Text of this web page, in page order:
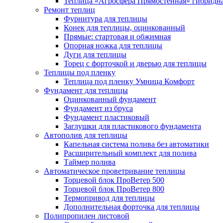
Ремонт теплиц
Фурнитура для теплицы
Конек для теплицы, оцинкованный
Прямые: стартовая и обжимная
Опорная ножка для теплицы
Дуги для теплицы
Торец с форточкой и дверью для теплицы
Теплицы под пленку
Теплица под пленку Умница Комфорт
Фундамент для теплицы
Оцинкованный фундамент
Фундамент из бруса
Фундамент пластиковый
Заглушки для пластикового фундамента
Автополив для теплицы
Капельная система полива без автоматики
Расширительный комплект для полива
Таймер полива
Автоматическое проветривание теплицы
Торцевой блок ПроВетер 500
Торцевой блок ПроВетер 800
Термопривод для теплицы
Дополнительная форточка для теплицы
Полипропилен листовой